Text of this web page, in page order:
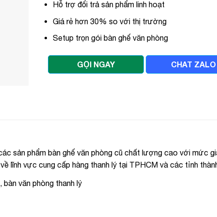
Hỗ trợ đổi trả sản phẩm linh hoạt
Giá rẻ hơn 30% so với thị trường
Setup trọn gói bàn ghế văn phòng
GỌI NGAY CHAT ZALO
sản phẩm bàn ghế văn phòng cũ chất lượng cao với mức
lĩnh vực cung cấp hàng thanh lý tại TPHCM và các tỉnh
văn phòng thanh lý